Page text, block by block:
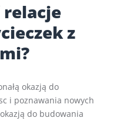
relacje
z
okazją do
i poznawania nowych
do budowania